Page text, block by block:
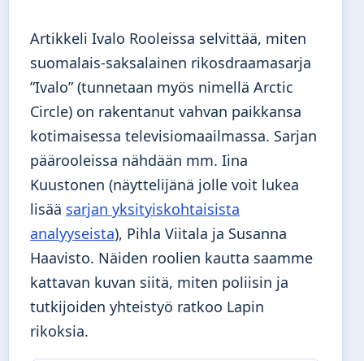
Artikkeli Ivalo Rooleissa selvittää, miten
suomalais-saksalainen rikosdraamasarja
”Ivalo” (tunnetaan myös nimellä Arctic
Circle) on rakentanut vahvan paikkansa
kotimaisessa televisiomaailmassa. Sarjan
päärooleissa nähdään mm. Iina
Kuustonen (näyttelijänä jolle voit lukea
lisää sarjan yksityiskohtaisista
analyyseista), Pihla Viitala ja Susanna
Haavisto. Näiden roolien kautta saamme
kattavan kuvan siitä, miten poliisin ja
tutkijoiden yhteistyö ratkoo Lapin
rikoksia.